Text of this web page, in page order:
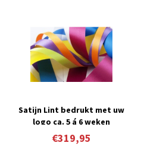
Satijn Lint bedrukt met uw
logo ca. 5 á 6 weken
€319,95